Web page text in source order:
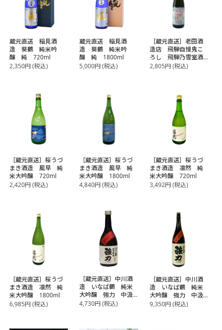
蔵元直送 稲見酒
造 葵鶴 純米吟
醸 純 720ml
2,350円(税込)
蔵元直送 稲見酒
造 葵鶴 純米吟
醸 純 1800ml
5,000円(税込)
［蔵元直送］老田酒
造店 飛騨自慢鬼こ
ろし 飛騨乃雪室酒
720mll 【2～3営業
2,805円(税込)
［蔵元直送］桜うづ
まき酒造 風早 純
米大吟醸 720ml
2,420円(税込)
［蔵元直送］桜うづ
まき酒造 風早 純
米大吟醸 1800ml
4,840円(税込)
［蔵元直送］桜うづ
まき酒造 凛然 純
米大吟醸 720ml
3,492円(税込)
［蔵元直送］桜うづ
まき酒造 凛然 純
米大吟醸 1800ml
6,985円(税込)
［蔵元直送］中川酒
造 いなば鶴 純米
大吟醸 強力 中汲
み生原酒 720ml
4,730円(税込)
［蔵元直送］中川酒
造 いなば鶴 純米
大吟醸 強力 中汲
み生原酒 1800ml
9,350円(税込)